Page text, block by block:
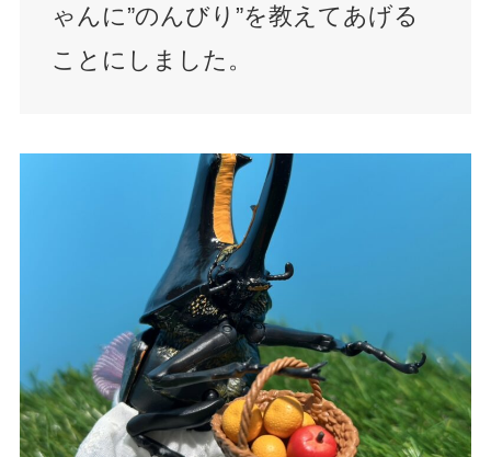
ゃんに”のんびり”を教えてあげる
ことにしました。